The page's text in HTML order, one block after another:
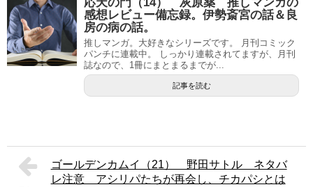
感想レビュー備忘録。伊勢斎宮の話＆良
房の病の話。
推しマンガ。大好きなシリーズです。 月刊コミック
パンチに連載中。 しっかり連載されてますが、月刊
誌なので、1冊にまとまるまでが...
記事を読む
ゴールデンカムイ（21） 野田サトル ネタバ
レ注意 アシリパたちが再会し、チカパシとは